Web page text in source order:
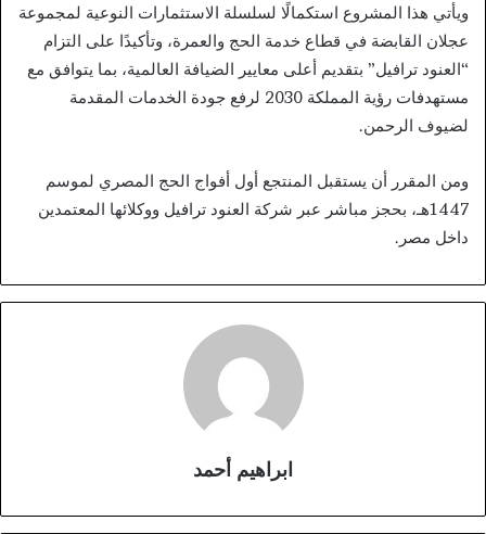
ويأتي هذا المشروع استكمالًا لسلسلة الاستثمارات النوعية لمجموعة
عجلان القابضة في قطاع خدمة الحج والعمرة، وتأكيدًا على التزام
“العنود ترافيل” بتقديم أعلى معايير الضيافة العالمية، بما يتوافق مع
مستهدفات رؤية المملكة 2030 لرفع جودة الخدمات المقدمة
لضيوف الرحمن.
ومن المقرر أن يستقبل المنتجع أول أفواج الحج المصري لموسم
1447هـ، بحجز مباشر عبر شركة العنود ترافيل ووكلائها المعتمدين
داخل مصر.
ابراهيم أحمد